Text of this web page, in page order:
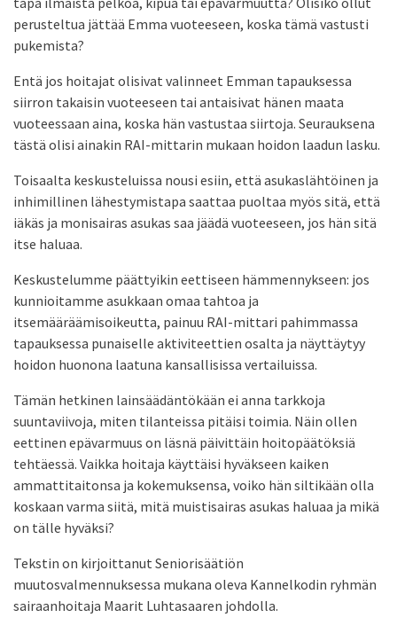
perusteltua jättää Emma vuoteeseen, koska tämä vastusti
pukemista?
Entä jos hoitajat olisivat valinneet Emman tapauksessa
siirron takaisin vuoteeseen tai antaisivat hänen maata
vuoteessaan aina, koska hän vastustaa siirtoja. Seurauksena
tästä olisi ainakin RAI-mittarin mukaan hoidon laadun lasku.
Toisaalta keskusteluissa nousi esiin, että asukaslähtöinen ja
inhimillinen lähestymistapa saattaa puoltaa myös sitä, että
iäkäs ja monisairas asukas saa jäädä vuoteeseen, jos hän sitä
itse haluaa.
Keskustelumme päättyikin eettiseen hämmennykseen: jos
kunnioitamme asukkaan omaa tahtoa ja
itsemääräämisoikeutta, painuu RAI-mittari pahimmassa
tapauksessa punaiselle aktiviteettien osalta ja näyttäytyy
hoidon huonona laatuna kansallisissa vertailuissa.
Tämän hetkinen lainsäädäntökään ei anna tarkkoja
suuntaviivoja, miten tilanteissa pitäisi toimia. Näin ollen
eettinen epävarmuus on läsnä päivittäin hoitopäätöksiä
tehtäessä. Vaikka hoitaja käyttäisi hyväkseen kaiken
ammattitaitonsa ja kokemuksensa, voiko hän siltikään olla
koskaan varma siitä, mitä muistisairas asukas haluaa ja mikä
on tälle hyväksi?
Tekstin on kirjoittanut Seniorisäätiön
muutosvalmennuksessa mukana oleva Kannelkodin ryhmän
sairaanhoitaja Maarit Luhtasaaren johdolla.